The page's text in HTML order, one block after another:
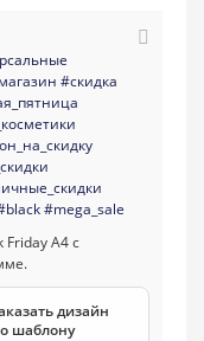
#скидка
#mega_sale
дизайн
шаблону